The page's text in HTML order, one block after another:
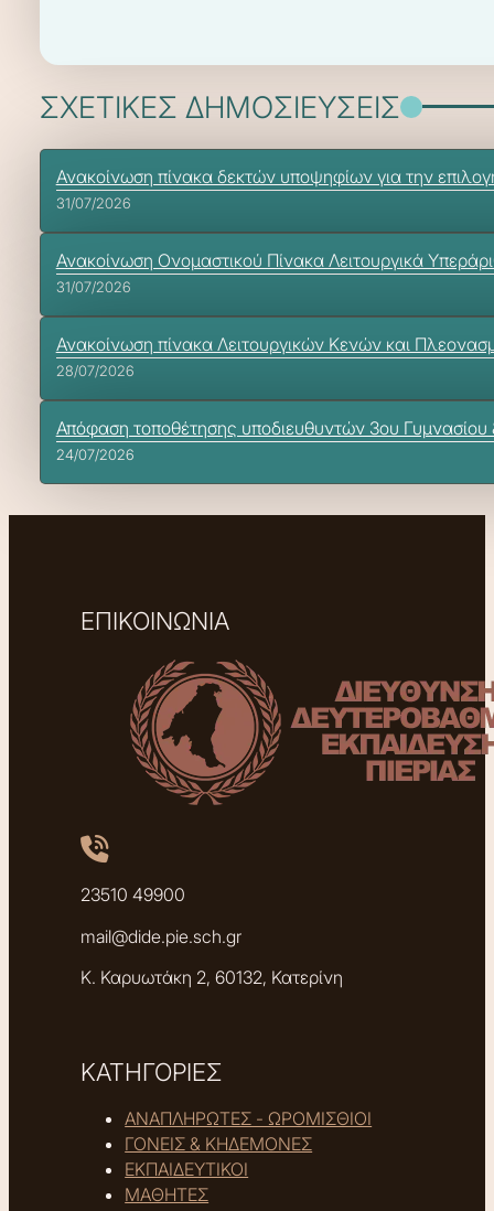
ΣΧΕΤΙΚΕΣ ΔΗΜΟΣΙΕΥΣΕΙΣ
Ανακοίνωση πίνακα δεκτών υποψηφίων για την
31/07/2026
Ανακοίνωση Ονομαστικού Πίνακα Λειτουργικά
31/07/2026
Ανακοίνωση πίνακα Λειτουργικών Κενών και
28/07/2026
Απόφαση τοποθέτησης υποδιευθυντών 3ου Γυμνασίου
24/07/2026
ΕΠΙΚΟΙΝΩΝΙΑ
23510 49900
mail@dide.pie.sch.gr
Κ. Καρυωτάκη 2, 60132, Κατερίνη
ΚΑΤΗΓΟΡΙΕΣ
ΑΝΑΠΛΗΡΩΤΕΣ - ΩΡΟΜΙΣΘΙΟΙ
ΓΟΝΕΙΣ & ΚΗΔΕΜΟΝΕΣ
ΕΚΠΑΙΔΕΥΤΙΚΟΙ
ΜΑΘΗΤΕΣ